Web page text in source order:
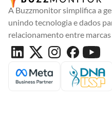
A Buzzmonitor simplifica a
unindo tecnologia e dados
relacionamento entre